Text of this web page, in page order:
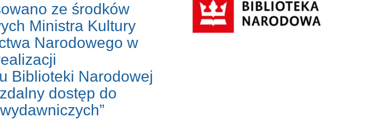
ze środków
Ministra Kultury
Narodowego w
Biblioteki Narodowej
dostęp do